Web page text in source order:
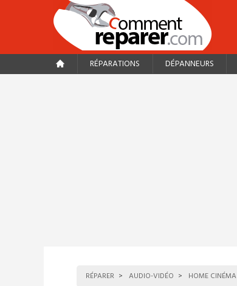
RÉPARATIONS DÉPANNEURS
RÉPARER AUDIO-VIDÉO HOME CINÉMA